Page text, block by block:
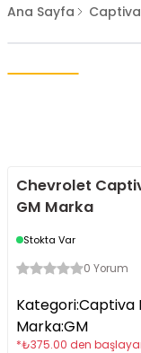
Ana Sayfa
Chevrolet
GM Marka
Stokta Var
0 Yorum
Kategori:Captiva
Marka:GM
*₺375.00 den